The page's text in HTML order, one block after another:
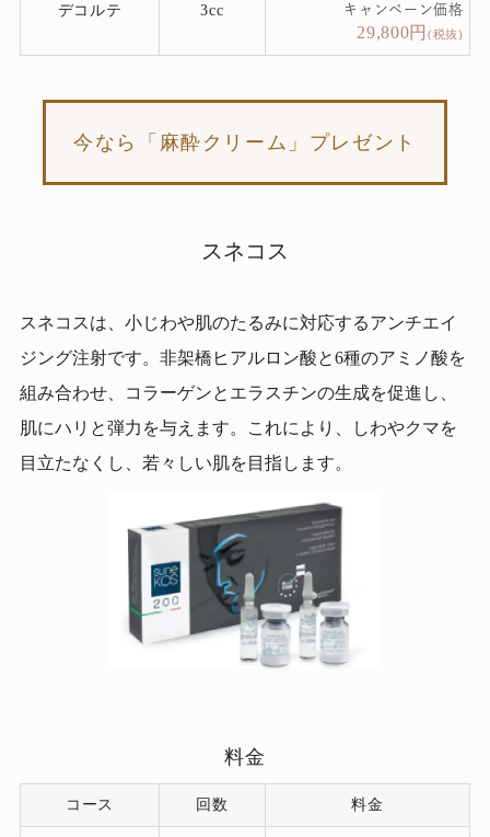
デコルテ 3cc キャンペーン価格
29,800円(税抜)
今なら「⿇酔クリーム」プレゼント
スネコス
スネコスは、小じわや肌のたるみに対応するアンチエイ
ジング注射です。非架橋ヒアルロン酸と6種のアミノ酸を
組み合わせ、コラーゲンとエラスチンの生成を促進し、
肌にハリと弾力を与えます。これにより、しわやクマを
目立たなくし、若々しい肌を目指します。
料金
コース 回数 料金